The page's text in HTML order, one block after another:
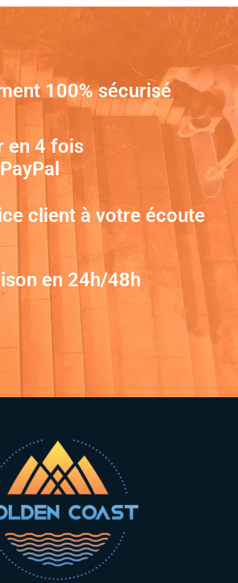
100% sécurisé
en 4 fois
client à votre écoute
en 24h/48h